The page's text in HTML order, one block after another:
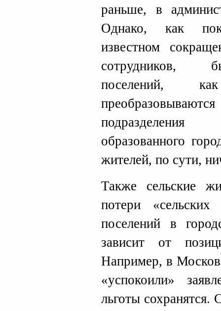
раньше, в
Однако, как
известном
сотрудников,
поселений,
подразделения
образованного
жителей, по сути,
Также сельские
потери
поселений в
зависит от
Например, в
«успокоили»
льготы